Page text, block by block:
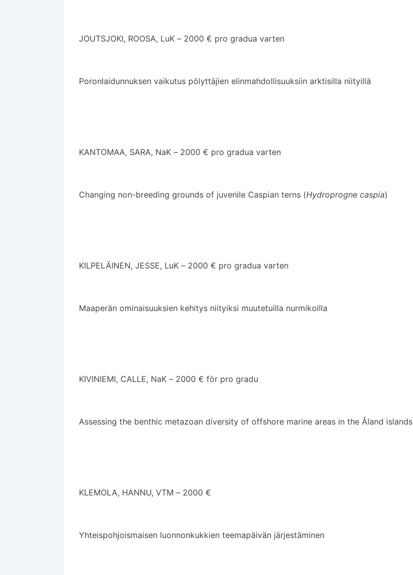
JOUTSJOKI, ROOSA, LuK – 2000 € pro gradua varten
Poronlaidunnuksen vaikutus pölyttäjien elinmahdollisuuksiin arktisilla niityillä
KANTOMAA, SARA, NaK – 2000 € pro gradua varten
Changing non-breeding grounds of juvenile Caspian terns (Hydroprogne caspia)
KILPELÄINEN, JESSE, LuK – 2000 € pro gradua varten
Maaperän ominaisuuksien kehitys niityiksi muutetuilla nurmikoilla
KIVINIEMI, CALLE, NaK – 2000 € för pro gradu
Assessing the benthic metazoan diversity of offshore marine areas in the Åland islands
KLEMOLA, HANNU, VTM – 2000 €
Yhteispohjoismaisen luonnonkukkien teemapäivän järjestäminen